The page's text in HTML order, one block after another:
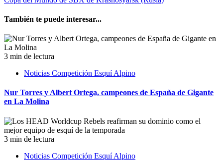
También te puede interesar...
3 min de lectura
Noticias Competición Esquí Alpino
Nur Torres y Albert Ortega, campeones de España de Gigante
en La Molina
3 min de lectura
Noticias Competición Esquí Alpino